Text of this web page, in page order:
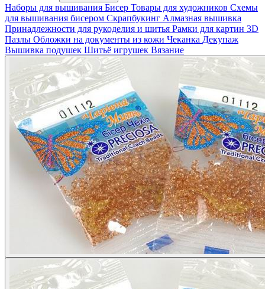
Наборы для вышивания Бисер Товары для художников Схемы
для вышивания бисером Скрапбукинг Алмазная вышивка
Принадлежности для рукоделия и шитья Рамки для картин 3D
Пазлы Обложки на документы из кожи Чеканка Декупаж
Вышивка подушек Шитьё игрушек Вязание